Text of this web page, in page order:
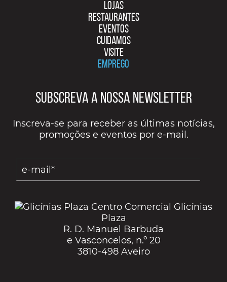
LOJAS
RESTAURANTES
EVENTOS
CUIDAMOS
VISITE
EMPREGO
Subscreva a nossa Newsletter
Inscreva-se para receber as últimas notícias,
promoções e eventos por e-mail.
Centro Comercial Glicínias
Plaza
R. D. Manuel Barbuda
e Vasconcelos, n.º 20
3810-498 Aveiro